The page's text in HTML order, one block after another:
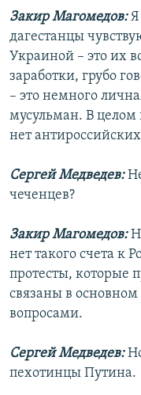
Закир Магомедов:Я
дагестанцы
Украиной – это их
заработки, грубо
– это немного
мусульман. В целом
нет
Сергей Медведев:
чеченцев?
Закир Магомедов:
нет такого счета к
протесты, которые
связаны в
вопросами.
Сергей Медведев:
пехотинцы Путина.